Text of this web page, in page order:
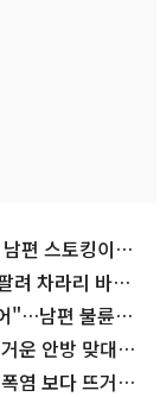
편 스토킹이었
려 차라리 바람
"…남편 불륜녀
운 안방 맞대
염 보다 뜨거